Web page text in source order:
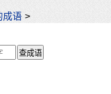
成语 >